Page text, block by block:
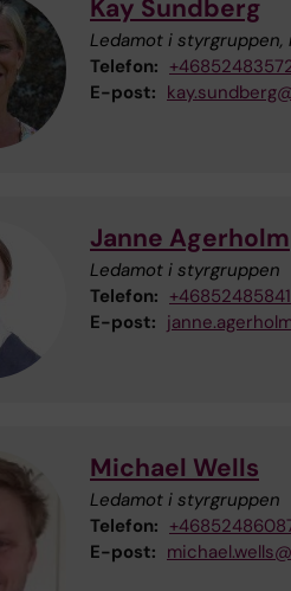
Kay Sundberg
Ledamot i
Telefon:
E-post:
Janne Agerholm
Ledamot i styrgruppen
Telefon: +46852485841
E-post:
Michael Wells
Ledamot i styrgruppen
Telefon:
E-post: